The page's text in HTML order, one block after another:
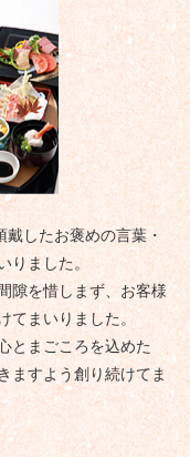
したお褒めの言葉・
りました。
隙を惜しまず、お客様
てまいりました。
とまごころを込めた
ますよう創り続けてま